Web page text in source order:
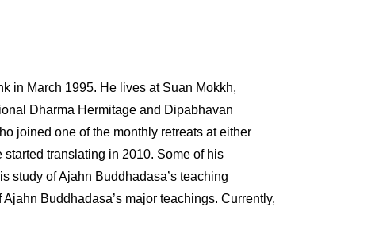
in March 1995. He lives at Suan Mokkh,
Dharma Hermitage and Dipabhavan
joined one of the monthly retreats at either
translating in 2010. Some of his
study of Ajahn Buddhadasa’s teaching
Buddhadasa’s major teachings. Currently,